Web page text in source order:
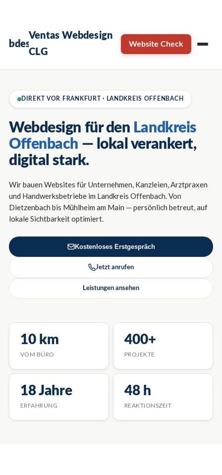
Ventas Webdesign
CLG
Website Check
DIREKT VOR FRANKFURT · LANDKREIS OFFENBACH
Webdesign für den Landkreis
Offenbach — lokal verankert,
digital stark.
Wir bauen Websites für Unternehmen, Kanzleien, Arztpraxen
und Handwerksbetriebe im Landkreis Offenbach. Von
Dietzenbach bis Mühlheim am Main — persönlich betreut, auf
lokale Sichtbarkeit optimiert.
Kostenloses Erstgespräch
Jetzt anrufen
Leistungen ansehen
10 km
VOM BÜRO
400+
PROJEKTE
18 Jahre
ERFAHRUNG
48 h
REAKTIONSZEIT